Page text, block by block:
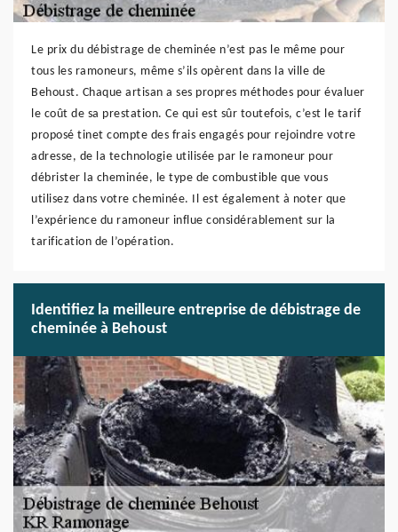
Le prix du débistrage de cheminée n’est pas le même pour
tous les ramoneurs, même s’ils opèrent dans la ville de
Behoust. Chaque artisan a ses propres méthodes pour évaluer
le coût de sa prestation. Ce qui est sûr toutefois, c’est le tarif
proposé tinet compte des frais engagés pour rejoindre votre
adresse, de la technologie utilisée par le ramoneur pour
débrister la cheminée, le type de combustible que vous
utilisez dans votre cheminée. Il est également à noter que
l’expérience du ramoneur influe considérablement sur la
tarification de l’opération.
Identifiez la meilleure entreprise de débistrage de
cheminée à Behoust